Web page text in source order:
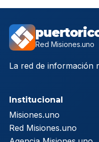
Red Misiones.uno
La red de información
Institucional
Misiones.uno
Red Misiones.uno